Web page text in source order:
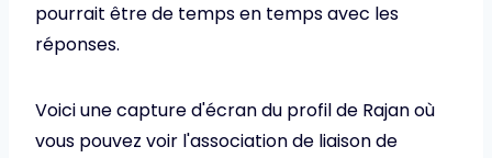
pourrait être de temps en temps avec les
réponses.
Voici une capture d'écran du profil de Rajan où
vous pouvez voir l'association de liaison de